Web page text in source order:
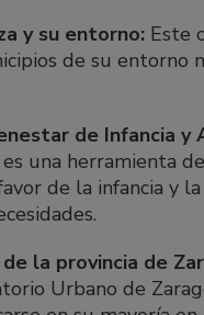
y su entorno: Este
de su
de Infancia y
una herramienta
de la infancia y
la provincia de
Urbano de